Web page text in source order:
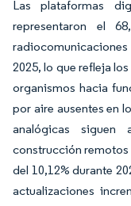
Las plataformas
representaron el
2025, lo que refleja
organismos hacia
por aire ausentes en
analógicas
construcción remotos
del 10,12% durante
actualizaciones